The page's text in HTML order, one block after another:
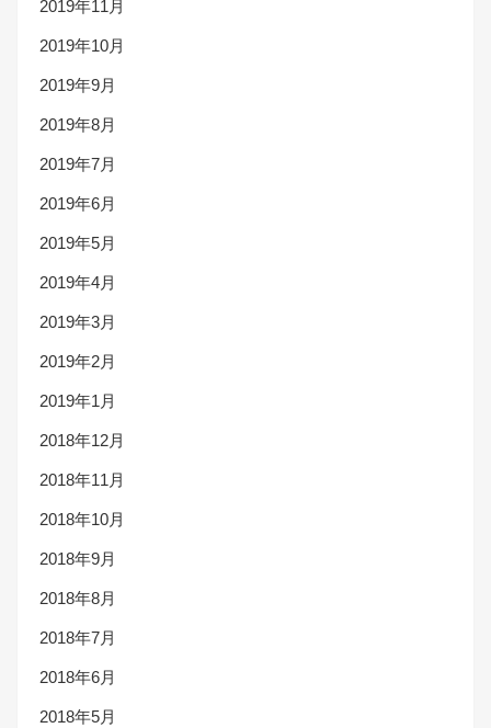
2019年11月
2019年10月
2019年9月
2019年8月
2019年7月
2019年6月
2019年5月
2019年4月
2019年3月
2019年2月
2019年1月
2018年12月
2018年11月
2018年10月
2018年9月
2018年8月
2018年7月
2018年6月
2018年5月